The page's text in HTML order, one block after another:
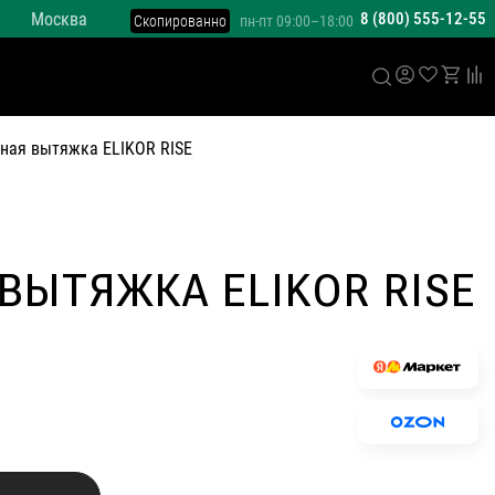
Москва пн-пт 09:00–18:00 8 (800) 555-12-55
Скопированно
вытяжка ELIKOR RISE
ELIKOR RISE